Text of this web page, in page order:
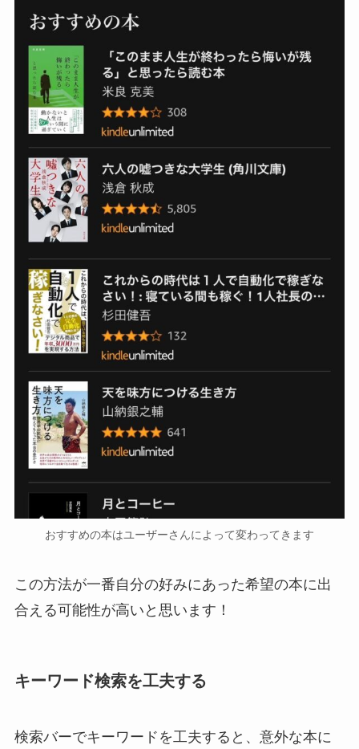
おすすめの本はユーザーさんによって変わってきます
この方法が一番自分の好みにあった希望の本に出
合える可能性が高いと思います！
キーワード検索を工夫する
検索バーでキーワードを工夫すると、意外な本に